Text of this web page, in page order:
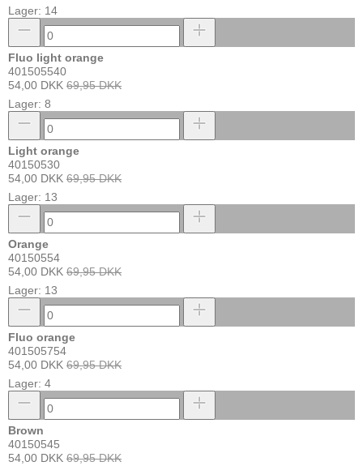
Lager: 14
Fluo light orange
401505540
54,00 DKK 69,95 DKK
Lager: 8
Light orange
40150530
54,00 DKK 69,95 DKK
Lager: 13
Orange
40150554
54,00 DKK 69,95 DKK
Lager: 13
Fluo orange
401505754
54,00 DKK 69,95 DKK
Lager: 4
Brown
40150545
54,00 DKK 69,95 DKK